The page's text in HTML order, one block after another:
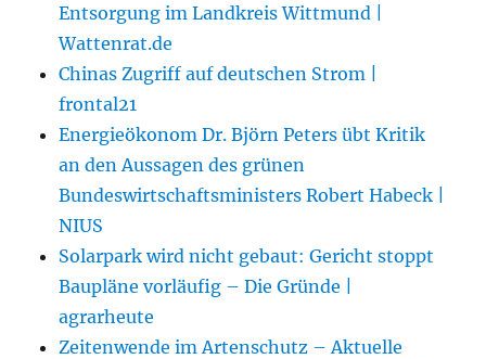
Entsorgung im Landkreis Wittmund |
Wattenrat.de
Chinas Zugriff auf deutschen Strom |
frontal21
Energieökonom Dr. Björn Peters übt Kritik
an den Aussagen des grünen
Bundeswirtschaftsministers Robert Habeck |
NIUS
Solarpark wird nicht gebaut: Gericht stoppt
Baupläne vorläufig – Die Gründe |
agrarheute
Zeitenwende im Artenschutz – Aktuelle